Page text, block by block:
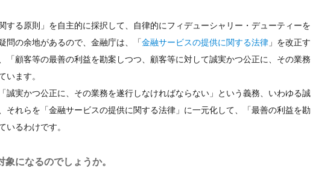
る原則」を自主的に採択して、自律的にフィデューシャリー・デューティーを
問の余地があるので、金融庁は、「金融サービスの提供に関する法律 」を改正す
「顧客等の最善の利益を勘案しつつ、顧客等に対して誠実かつ公正に、その業務
います。
実かつ公正に、その業務を遂行しなければならない」という義務、いわゆる誠
それらを「金融サービスの提供に関する法律」に一元化して、「最善の利益を勘
いるわけです。
になるのでしょうか。